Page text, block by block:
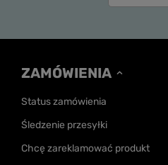
ZAMÓWIENIA
Status zamówienia
Śledzenie przesyłki
Chcę zareklamować produkt